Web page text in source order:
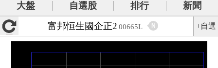
大盤 自選股 排行
新聞
富邦恒生國企正2 00665L N +自選